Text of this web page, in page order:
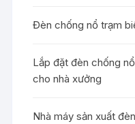
Đèn chống nổ trạm
Lắp đặt đèn chống
cho nhà xưởng
Nhà máy sản xuất